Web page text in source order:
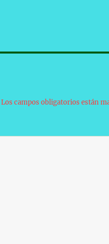
Los campos obligatorios están